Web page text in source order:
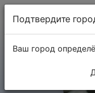
Подтвердите
Ваш город